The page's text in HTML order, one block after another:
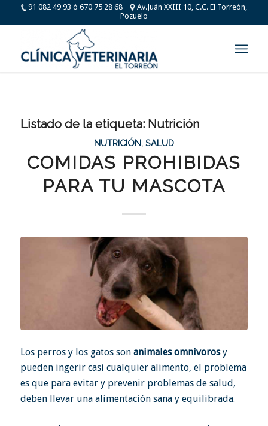
91 082 49 93 ó 670 75 28 68
Av.Juán XXIII 10, C.C. El Torreón,
Pozuelo
Listado de la etiqueta: Nutrición
NUTRICIÓN, SALUD
COMIDAS PROHIBIDAS
PARA TU MASCOTA
Los perros y los gatos son animales omnivorosy
pueden ingerir casi cualquier alimento, el problema
es que para evitar y prevenir problemas de salud,
deben llevar una alimentación sana y equilibrada.